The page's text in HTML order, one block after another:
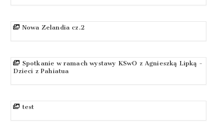
Nowa Zelandia cz.2
Spotkanie w ramach wystawy KSwO z Agnieszką Lipką -
Dzieci z Pahiatua
test